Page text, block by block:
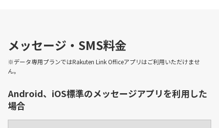
メッセージ・SMS料金
※データ専用プランではRakuten Link Officeアプリはご利用いただけませ
ん。
Android、iOS標準のメッセージアプリを利用した
場合